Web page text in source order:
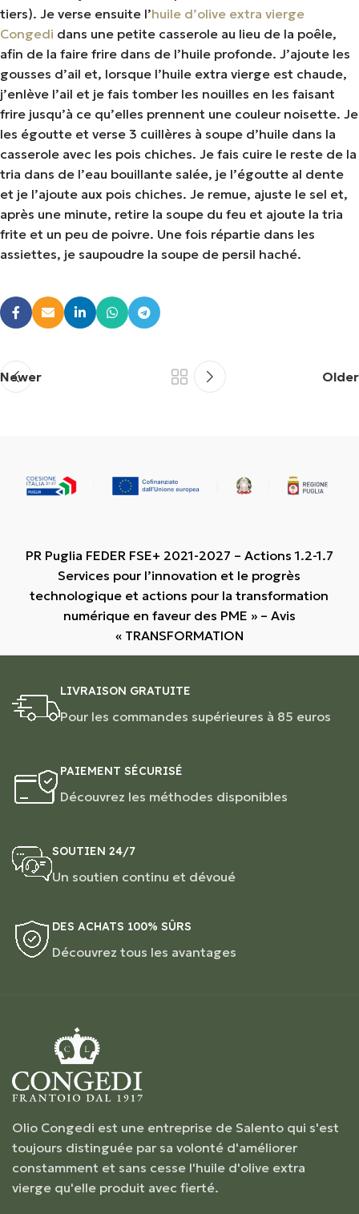
tiers). Je verse ensuite l’huile d’olive extra vierge
Congedi dans une petite casserole au lieu de la poêle,
afin de la faire frire dans de l’huile profonde. J’ajoute les
gousses d’ail et, lorsque l’huile extra vierge est chaude,
j’enlève l’ail et je fais tomber les nouilles en les faisant
frire jusqu’à ce qu’elles prennent une couleur noisette. Je
les égoutte et verse 3 cuillères à soupe d’huile dans la
casserole avec les pois chiches. Je fais cuire le reste de la
tria dans de l’eau bouillante salée, je l’égoutte al dente
et je l’ajoute aux pois chiches. Je remue, ajuste le sel et,
après une minute, retire la soupe du feu et ajoute la tria
frite et un peu de poivre. Une fois répartie dans les
assiettes, je saupoudre la soupe de persil haché.
Newer Older
PR Puglia FEDER FSE+ 2021-2027 – Actions 1.2-1.7
Services pour l’innovation et le progrès
technologique et actions pour la transformation
numérique en faveur des PME » – Avis
« TRANSFORMATION
LIVRAISON GRATUITE
Pour les commandes supérieures à 85 euros
PAIEMENT SÉCURISÉ
Découvrez les méthodes disponibles
SOUTIEN 24/7
Un soutien continu et dévoué
DES ACHATS 100% SÛRS
Découvrez tous les avantages
Olio Congedi est une entreprise de Salento qui s'est
toujours distinguée par sa volonté d'améliorer
constamment et sans cesse l'huile d'olive extra
vierge qu'elle produit avec fierté.